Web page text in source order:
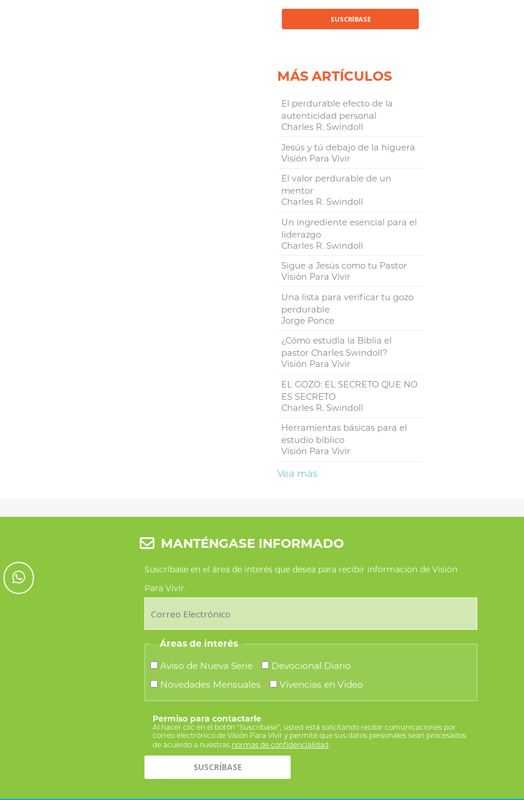
MÁS ARTÍCULOS
El perdurable efecto de la
autenticidad personal
Charles R. Swindoll
Jesús y tú debajo de la higuera
Visión Para Vivir
El valor perdurable de un
mentor
Charles R. Swindoll
Un ingrediente esencial para el
liderazgo
Charles R. Swindoll
Sigue a Jesús como tu Pastor
Visión Para Vivir
Una lista para verificar tu gozo
perdurable
Jorge Ponce
¿Cómo estudia la Biblia el
pastor Charles Swindoll?
Visión Para Vivir
EL GOZO: EL SECRETO QUE NO
ES SECRETO
Charles R. Swindoll
Herramientas básicas para el
estudio bíblico
Visión Para Vivir
Vea más
MANTÉNGASE INFORMADO
Suscríbase en el área de interés que desea para recibir información de Visión
Para Vivir.
Áreas de interés
Aviso de Nueva Serie
Devocional Diario
Novedades Mensuales
Vivencias en Video
Permiso para contactarle
Al hacer clic en el botón “Suscríbase”, usted está solicitando recibir comunicaciones por
correo electrónico de Visión Para Vivir y permite que sus datos personales sean procesados
de acuerdo a nuestras normas de confidencialidad.